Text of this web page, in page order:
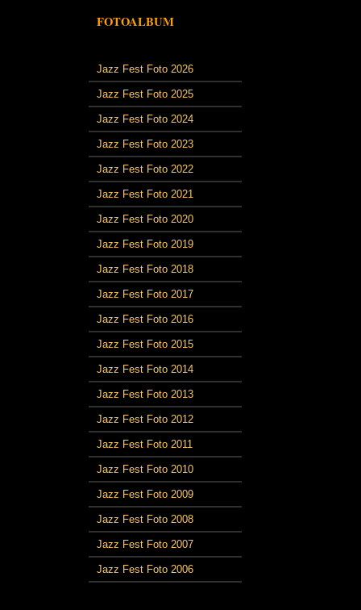
FOTOALBUM
Jazz Fest Foto 2026
Jazz Fest Foto 2025
Jazz Fest Foto 2024
Jazz Fest Foto 2023
Jazz Fest Foto 2022
Jazz Fest Foto 2021
Jazz Fest Foto 2020
Jazz Fest Foto 2019
Jazz Fest Foto 2018
Jazz Fest Foto 2017
Jazz Fest Foto 2016
Jazz Fest Foto 2015
Jazz Fest Foto 2014
Jazz Fest Foto 2013
Jazz Fest Foto 2012
Jazz Fest Foto 2011
Jazz Fest Foto 2010
Jazz Fest Foto 2009
Jazz Fest Foto 2008
Jazz Fest Foto 2007
Jazz Fest Foto 2006